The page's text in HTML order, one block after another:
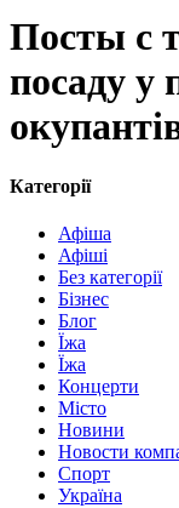
Посты с
посаду у
Категорії
Афіша
Афіші
Без категорії
Бізнес
Блог
Їжа
Їжа
Концерти
Місто
Новини
Новости
Спорт
Україна